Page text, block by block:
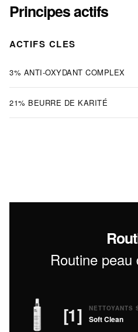
Principes actifs
ACTIFS CLES
3% ANTI-OXYDANT COMPLEX
21% BEURRE DE KARITÉ
Routine
[1] NETTOYANTS
Soft Clean